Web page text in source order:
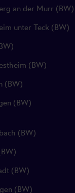
an der Murr (BW)
unter Teck (BW)
(BW)
(BW)
(BW)
(BW)
(BW)
(BW)